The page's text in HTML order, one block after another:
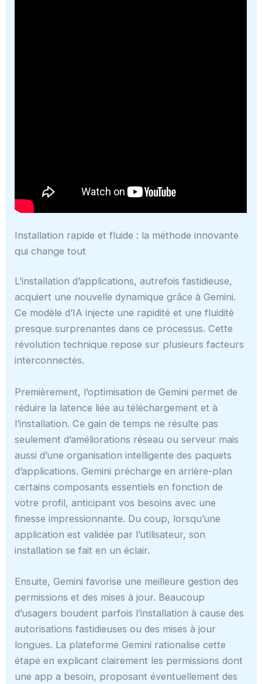
Installation rapide et fluide : la méthode innovante
qui change tout
L’installation d’applications, autrefois fastidieuse,
acquiert une nouvelle dynamique grâce à Gemini.
Ce modèle d’IA injecte une rapidité et une fluidité
presque surprenantes dans ce processus. Cette
révolution technique repose sur plusieurs facteurs
interconnectés.
Premièrement, l’optimisation de Gemini permet de
réduire la latence liée au téléchargement et à
l’installation. Ce gain de temps ne résulte pas
seulement d’améliorations réseau ou serveur mais
aussi d’une organisation intelligente des paquets
d’applications. Gemini précharge en arrière-plan
certains composants essentiels en fonction de
votre profil, anticipant vos besoins avec une
finesse impressionnante. Du coup, lorsqu’une
application est validée par l’utilisateur, son
installation se fait en un éclair.
Ensuite, Gemini favorise une meilleure gestion des
permissions et des mises à jour. Beaucoup
d’usagers boudent parfois l’installation à cause des
autorisations fastidieuses ou des mises à jour
longues. La plateforme Gemini rationalise cette
étape en explicant clairement les permissions dont
une app a besoin, proposant éventuellement des